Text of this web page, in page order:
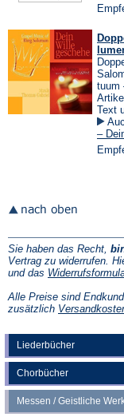
Liederbücher
Chorbücher
Messen / Geistliche
tuum
Text
–
Sie haben das Recht,
Vertrag zu widerrufen.
und das
Alle Preise sind
zusätzlich